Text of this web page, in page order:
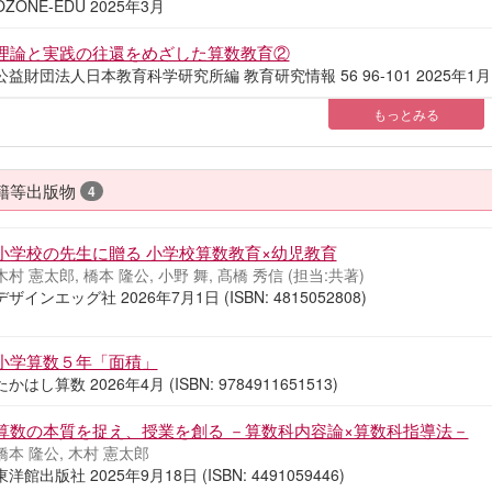
EDU 2025年3月
論と実践の往還をめざした算数教育②
益財団法人日本教育科学研究所編 教育研究情報 56 96-101 2025年1
もっとみる
等出版物 4
学校の先生に贈る 小学校算数教育×幼児教育
村 憲太郎, 橋本 隆公, 小野 舞, 髙橋 秀信 (担当:共著)
ザインエッグ社 2026年7月1日 (ISBN: 4815052808)
学算数５年「面積」
かはし算数 2026年4月 (ISBN: 9784911651513)
数の本質を捉え、授業を創る －算数科内容論×算数科指導法－
本 隆公, 木村 憲太郎
洋館出版社 2025年9月18日 (ISBN: 4491059446)